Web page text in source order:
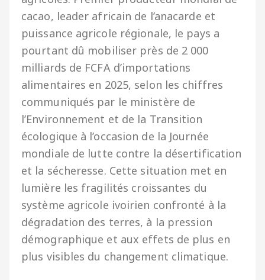
cacao, leader africain de l’anacarde et
puissance agricole régionale, le pays a
pourtant dû mobiliser près de 2 000
milliards de FCFA d’importations
alimentaires en 2025, selon les chiffres
communiqués par le ministère de
l’Environnement et de la Transition
écologique à l’occasion de la Journée
mondiale de lutte contre la désertification
et la sécheresse. Cette situation met en
lumière les fragilités croissantes du
système agricole ivoirien confronté à la
dégradation des terres, à la pression
démographique et aux effets de plus en
plus visibles du changement climatique.